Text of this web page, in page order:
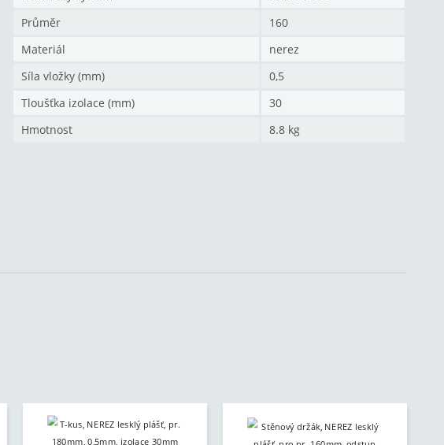
Průměr
160
Materiál
nerez
Síla vložky (mm)
0,5
Tloušťka izolace (mm)
30
Hmotnost
8.8 kg